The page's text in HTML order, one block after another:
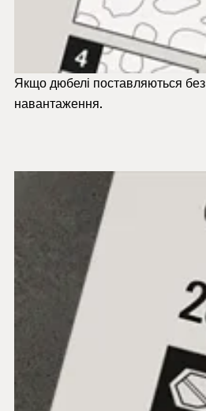
Якщо дюбелі поставляються
навантаження.